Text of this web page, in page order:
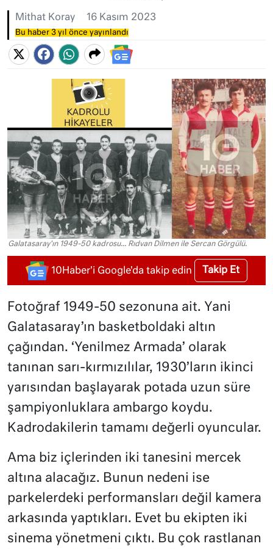
Mithat Koray 16 Kasım 2023
Bu haber 3 yıl önce yayınlandı
Galatasaray'ın 1949-50 kadrosu... Rıdvan Dilmen ile Sercan Görgülü.
10Haber'i Google'da takip edin Takip Et
Fotoğraf 1949-50 sezonuna ait. Yani
Galatasaray’ın basketboldaki altın
çağından. ‘Yenilmez Armada’ olarak
tanınan sarı-kırmızılılar, 1930’ların ikinci
yarısından başlayarak potada uzun süre
şampiyonluklara ambargo koydu.
Kadrodakilerin tamamı değerli oyuncular.
Ama biz içlerinden iki tanesini mercek
altına alacağız. Bunun nedeni ise
parkelerdeki performansları değil kamera
arkasında yaptıkları. Evet bu ekipten iki
sinema yönetmeni çıktı. Bu çok rastlanan